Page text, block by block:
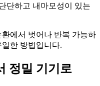
단하고 내마모성이 있는
에서 벗어나 반복 가능하
한 방법입니다.
정밀 기기로